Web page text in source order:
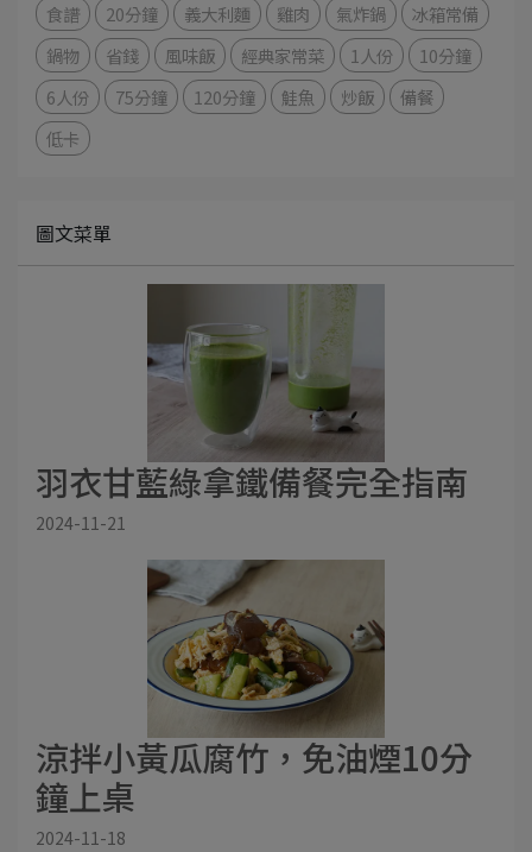
食譜
20分鐘 義大利麵 雞肉 氣炸鍋
冰箱常備
鍋物
省錢 風味飯 經典家常菜 1人份
10分鐘
6人份
75分鐘 120分鐘 鮭魚 炒飯
備餐
低卡
圖文菜單
羽衣甘藍綠拿鐵備餐完全指南
2024-11-21
涼拌小黃瓜腐竹，免油煙10分
鐘上桌
2024-11-18